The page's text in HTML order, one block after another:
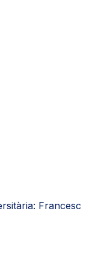
Francesc